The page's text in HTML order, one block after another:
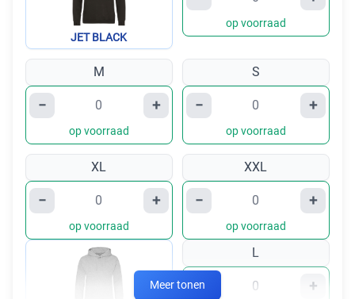
JET BLACK
op voorraad
M
− +
op voorraad
S
− +
op voorraad
XL
− +
op voorraad
XXL
− +
op voorraad
L
− +
Meer tonen